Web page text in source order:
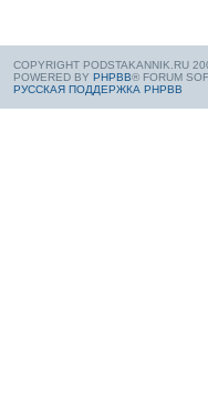
COPYRIGHT PODSTAKANNIK.RU
POWERED BY PHPBB® FORUM
РУССКАЯ ПОДДЕРЖКА PHPBB